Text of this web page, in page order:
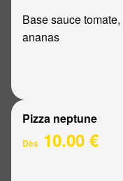
Base sauce
ananas
Pizza neptune
Dès 10.00 €